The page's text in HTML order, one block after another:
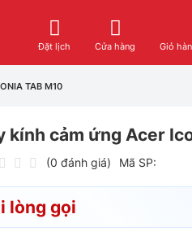
Đặt lịch Cửa hàng Giỏ
TAB M10
kính cảm ứng Acer
(0 đánh giá) Mã SP:
lòng gọi